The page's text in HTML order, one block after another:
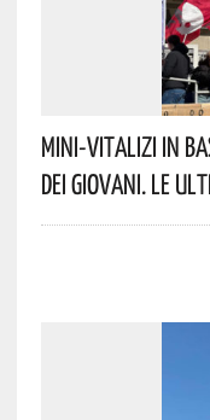
Mini-Vitalizi In
Dei Giovani. Le